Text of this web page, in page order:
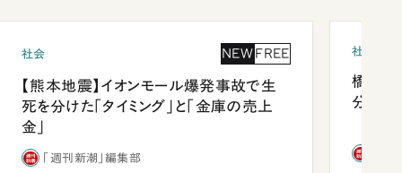
社会 NEW FREE
【熊本地震】イオンモール爆発事故で生
死を分けた「タイミング」と「金庫の売上
金」
「週刊新潮」編集部
社会
橋本愛
分 佐